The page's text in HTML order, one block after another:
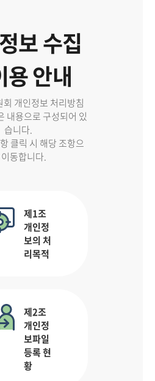
보 수집
용 안내
개인정보 처리방침
내용으로 구성되어 있
습니다.
클릭 시 해당 조항으
동합니다.
제1조
개인정
보의 처
리목적
제2조
개인정
보파일
등록 현
황